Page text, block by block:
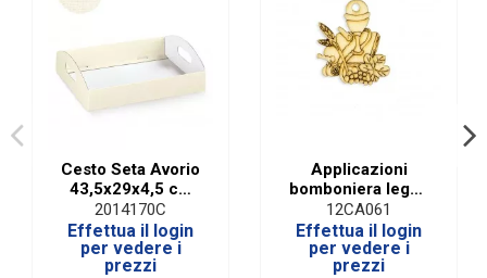
Cesto Seta Avorio
43,5x29x4,5 cm
(10 PZ)
2014170C
Effettua il login
per vedere i
prezzi
Applicazioni
bomboniera legno
comunione cm 4
(cf. 12 pezzi)
12CA061
Effettua il login
per vedere i
prezzi